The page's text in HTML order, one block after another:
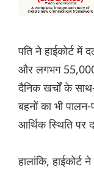
पति ने हाईकोर्ट में
और लगभग
दैनिक खर्चों के
बहनों का भी
आर्थिक स्थिति पर
हालांकि,